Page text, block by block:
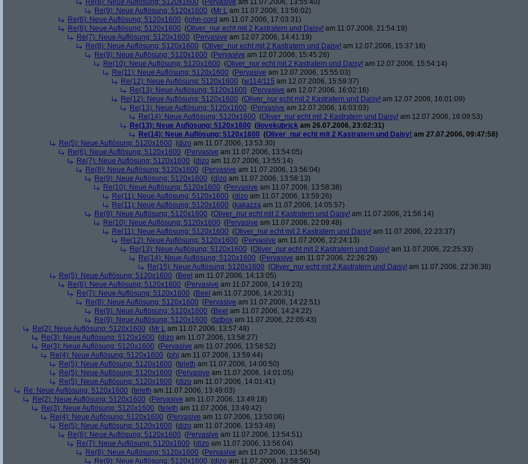
Re(8): Neue Auflösung: 5120x1600 (Pervasive am 11.07.2006, 13:55:40)
Re(9): Neue Auflösung: 5120x1600 (Mr L am 11.07.2006, 13:56:02)
Re(6): Neue Auflösung: 5120x1600 (john-cord am 11.07.2006, 17:03:31)
Re(6): Neue Auflösung: 5120x1600 (Oliver_nur echt mit 2 Kastratern und Daisy! am 11.07.2006, 21:54:19)
Re(7): Neue Auflösung: 5120x1600 (Pervasive am 12.07.2006, 14:41:19)
Re(8): Neue Auflösung: 5120x1600 (Oliver_nur echt mit 2 Kastratern und Daisy! am 12.07.2006, 15:37:18)
Re(9): Neue Auflösung: 5120x1600 (Pervasive am 12.07.2006, 15:45:26)
Re(10): Neue Auflösung: 5120x1600 (Oliver_nur echt mit 2 Kastratern und Daisy! am 12.07.2006, 15:54:14)
Re(11): Neue Auflösung: 5120x1600 (Pervasive am 12.07.2006, 15:55:03)
Re(12): Neue Auflösung: 5120x1600 (w114/115 am 12.07.2006, 15:59:37)
Re(13): Neue Auflösung: 5120x1600 (Pervasive am 12.07.2006, 16:02:16)
Re(12): Neue Auflösung: 5120x1600 (Oliver_nur echt mit 2 Kastratern und Daisy! am 12.07.2006, 16:01:09)
Re(13): Neue Auflösung: 5120x1600 (Pervasive am 12.07.2006, 16:03:03)
Re(14): Neue Auflösung: 5120x1600 (Oliver_nur echt mit 2 Kastratern und Daisy! am 12.07.2006, 16:09:53)
Re(13): Neue Auflösung: 5120x1600 (ilovekubrick am 26.07.2006, 23:02:31)
Re(14): Neue Auflösung: 5120x1600 (Oliver_nur echt mit 2 Kastratern und Daisy! am 27.07.2006, 09:47:58)
Re(5): Neue Auflösung: 5120x1600 (dizo am 11.07.2006, 13:53:30)
Re(6): Neue Auflösung: 5120x1600 (Pervasive am 11.07.2006, 13:54:05)
Re(7): Neue Auflösung: 5120x1600 (dizo am 11.07.2006, 13:55:14)
Re(8): Neue Auflösung: 5120x1600 (Pervasive am 11.07.2006, 13:56:04)
Re(9): Neue Auflösung: 5120x1600 (dizo am 11.07.2006, 13:58:13)
Re(10): Neue Auflösung: 5120x1600 (Pervasive am 11.07.2006, 13:58:38)
Re(11): Neue Auflösung: 5120x1600 (dizo am 11.07.2006, 13:59:26)
Re(11): Neue Auflösung: 5120x1600 (kakazza am 11.07.2006, 14:05:57)
Re(9): Neue Auflösung: 5120x1600 (Oliver_nur echt mit 2 Kastratern und Daisy! am 11.07.2006, 21:56:14)
Re(10): Neue Auflösung: 5120x1600 (Pervasive am 11.07.2006, 22:09:48)
Re(11): Neue Auflösung: 5120x1600 (Oliver_nur echt mit 2 Kastratern und Daisy! am 11.07.2006, 22:23:37)
Re(12): Neue Auflösung: 5120x1600 (Pervasive am 11.07.2006, 22:24:13)
Re(13): Neue Auflösung: 5120x1600 (Oliver_nur echt mit 2 Kastratern und Daisy! am 11.07.2006, 22:25:33)
Re(14): Neue Auflösung: 5120x1600 (Pervasive am 11.07.2006, 22:26:29)
Re(15): Neue Auflösung: 5120x1600 (Oliver_nur echt mit 2 Kastratern und Daisy! am 11.07.2006, 22:36:36)
Re(5): Neue Auflösung: 5120x1600 (Beel am 11.07.2006, 14:13:05)
Re(6): Neue Auflösung: 5120x1600 (Pervasive am 11.07.2006, 14:19:23)
Re(7): Neue Auflösung: 5120x1600 (Beel am 11.07.2006, 14:20:31)
Re(8): Neue Auflösung: 5120x1600 (Pervasive am 11.07.2006, 14:22:51)
Re(9): Neue Auflösung: 5120x1600 (Beel am 11.07.2006, 14:24:22)
Re(9): Neue Auflösung: 5120x1600 (fatbox am 11.07.2006, 22:05:43)
Re(2): Neue Auflösung: 5120x1600 (Mr L am 11.07.2006, 13:57:48)
Re(3): Neue Auflösung: 5120x1600 (dizo am 11.07.2006, 13:58:27)
Re(3): Neue Auflösung: 5120x1600 (Pervasive am 11.07.2006, 13:58:52)
Re(4): Neue Auflösung: 5120x1600 (phj am 11.07.2006, 13:59:44)
Re(5): Neue Auflösung: 5120x1600 (teleth am 11.07.2006, 14:00:50)
Re(5): Neue Auflösung: 5120x1600 (Pervasive am 11.07.2006, 14:01:05)
Re(5): Neue Auflösung: 5120x1600 (dizo am 11.07.2006, 14:01:41)
Re: Neue Auflösung: 5120x1600 (teleth am 11.07.2006, 13:49:03)
Re(2): Neue Auflösung: 5120x1600 (Pervasive am 11.07.2006, 13:49:18)
Re(3): Neue Auflösung: 5120x1600 (teleth am 11.07.2006, 13:49:42)
Re(4): Neue Auflösung: 5120x1600 (Pervasive am 11.07.2006, 13:50:06)
Re(5): Neue Auflösung: 5120x1600 (dizo am 11.07.2006, 13:53:48)
Re(6): Neue Auflösung: 5120x1600 (Pervasive am 11.07.2006, 13:54:51)
Re(7): Neue Auflösung: 5120x1600 (dizo am 11.07.2006, 13:56:04)
Re(8): Neue Auflösung: 5120x1600 (Pervasive am 11.07.2006, 13:56:54)
Re(9): Neue Auflösung: 5120x1600 (dizo am 11.07.2006, 13:58:50)